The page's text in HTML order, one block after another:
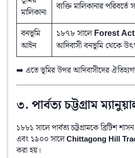
মালিকানা
ব্যক্তি মালিকানার
বনভূমি
আইন
১৮৭৮ সালে Forest Act
আদিবাসী বনভূমি থেকে
➡️ এতে ভূমির উপর আদিবাসীদের
৩. পার্বত্য চট্টগ্রাম
১৮৮১ সালে পার্বত্য চট্টগ্রামকে ব্রিটিশ
এবং ১৯০০ সালে Chittagong Hill
করা হয়।